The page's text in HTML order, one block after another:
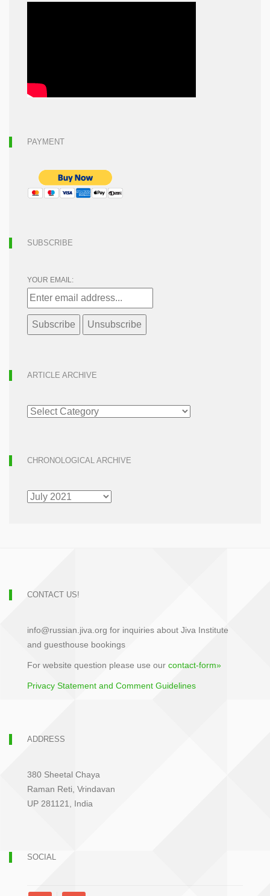
PAYMENT
SUBSCRIBE
YOUR EMAIL:
ARTICLE ARCHIVE
ARTICLE
ARCHIVE
CHRONOLOGICAL ARCHIVE
CHRONOLOGICAL
ARCHIVE
CONTACT US!
info@russian.jiva.org for inquiries about Jiva Institute
and guesthouse bookings
For website question please use our contact-form»
Privacy Statement and Comment Guidelines
ADDRESS
380 Sheetal Chaya
Raman Reti, Vrindavan
UP 281121, India
SOCIAL